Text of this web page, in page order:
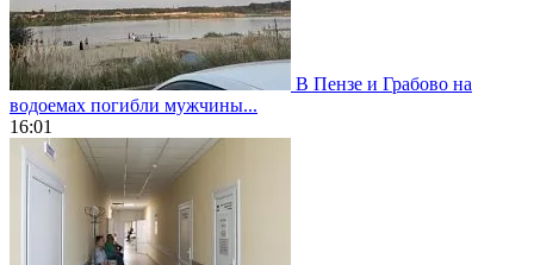
В Пензе и Грабово на
водоемах погибли мужчины...
16:01